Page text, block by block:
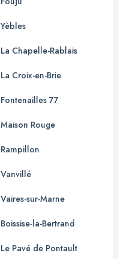
Yèbles
La Chapelle-Rablais
La Croix-en-Brie
Fontenailles 77
Maison Rouge
Rampillon
Vanvillé
Vaires-sur-Marne
Boissise-la-Bertrand
Le Pavé de Pontault